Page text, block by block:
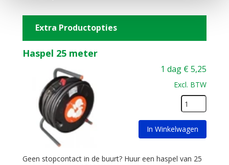
Extra Productopties
Haspel 25 meter
1 dag €5,25
Excl. BTW
In Winkelwagen
Geen stopcontact in de buurt? Huur een haspel van 25